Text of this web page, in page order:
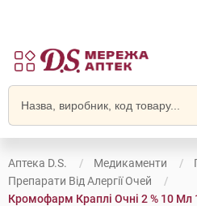
Аптека D.S. Медикаменти
Препарати Від Алергії Очей
Кромофарм Краплі Очні 2 % 10 Мл